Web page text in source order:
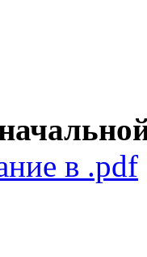
в .pdf